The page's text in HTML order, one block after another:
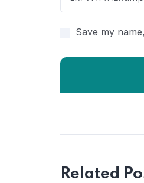
Save my
Related